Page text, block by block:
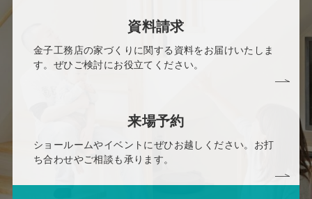
資料請求
金子工務店の家づくりに関する資料をお届けいたしま
す。ぜひご検討にお役立てください。
来場予約
ショールームやイベントにぜひお越しください。お打
ち合わせやご相談も承ります。